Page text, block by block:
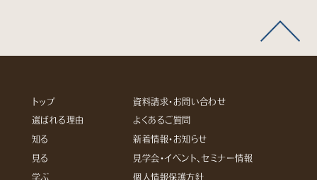
トップ
選ばれる理由
知る
見る
学ぶ
資料請求・お問い合わせ
よくあるご質問
新着情報・お知らせ
見学会・イベント、セミナー情報
個人情報保護方針